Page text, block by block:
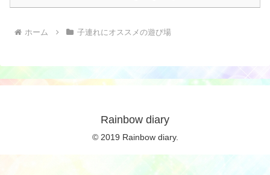
ホーム 子連れにオススメの遊び場
Rainbow diary
© 2019 Rainbow diary.